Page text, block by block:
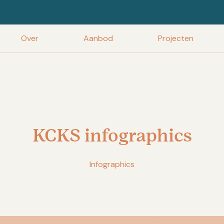
Over Aanbod Projecten
KCKS infographics
Infographics